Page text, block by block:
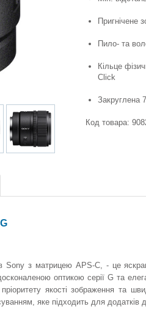
Пригнічене
Пило- та
Кільце
Click
Закруглена
Код товара:
Sony з матрицею APS-C, - це
оптикою серії G та
якості зображення та
яке підходить для додатків